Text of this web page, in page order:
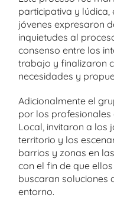
participativa y
jóvenes expresaron
inquietudes al
consenso entre los
trabajo y finalizaron
necesidades y
Adicionalmente el
por los
Local, invitaron a los
territorio y los
barrios y zonas en
con el fin de que
buscaran soluciones
entorno.